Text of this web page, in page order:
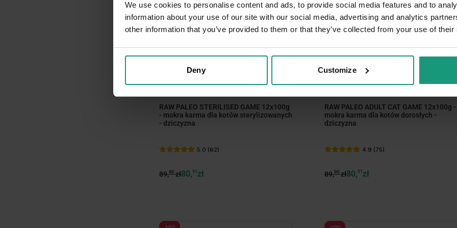
We use cookies to personalise content and ads, to provide social media features and to
information about your use of our site with our social media, advertising and analytics
other information that you’ve provided to them or that they’ve collected from your use of
Deny Customize
DNI KOTA
RAW PALEO STERILISED GAME 12x100g
- mokra karma dla kotów sterylizowanych
- dziczyzna
5.0 (62)
89,90zł80,91 zł
DNI KOTA
RAW PALEO ADULT CAT GAME 12x100g -
mokra karma dla kotów dorosłych -
dziczyzna
4.9 (75)
89,90zł80,91 zł